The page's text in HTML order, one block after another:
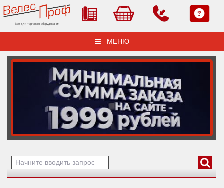
Все для торгового оборудования
МЕНЮ